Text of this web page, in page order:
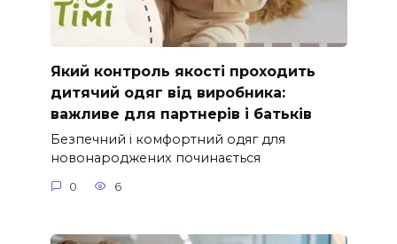
Який контроль якості проходить
дитячий одяг від виробника:
важливе для партнерів і батьків
Безпечний і комфортний одяг для
новонароджених починається
0 6